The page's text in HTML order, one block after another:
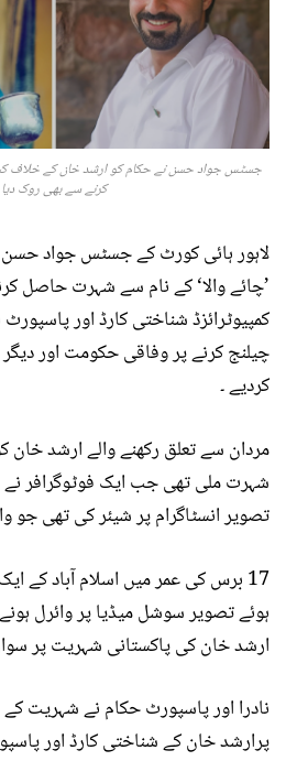
جسٹس جواد حسن نے حکام کو ارشد خان کے خلاف
کرنے سے بھی روک
لاہور ہائی کورٹ کے جسٹس جواد
’چائے والا‘ کے نام سے شہرت حاصل
کمپیوٹرائزڈ شناختی کارڈ اور
چیلنج کرنے پر وفاقی حکومت اور
کردیے ۔
شہرت ملی تھی جب ایک فوٹوگرافر نے
تصویر انسٹاگرام پر شیئر کی تھی جو
17 برس کی عمر میں اسلام آباد کے
ہوئے تصویر سوشل میڈیا پر وائرل
ارشد خان کی پاکستانی شہریت پر
نادرا اور پاسپورٹ حکام نے شہریت
پرارشد خان کے شناختی کارڈ اور